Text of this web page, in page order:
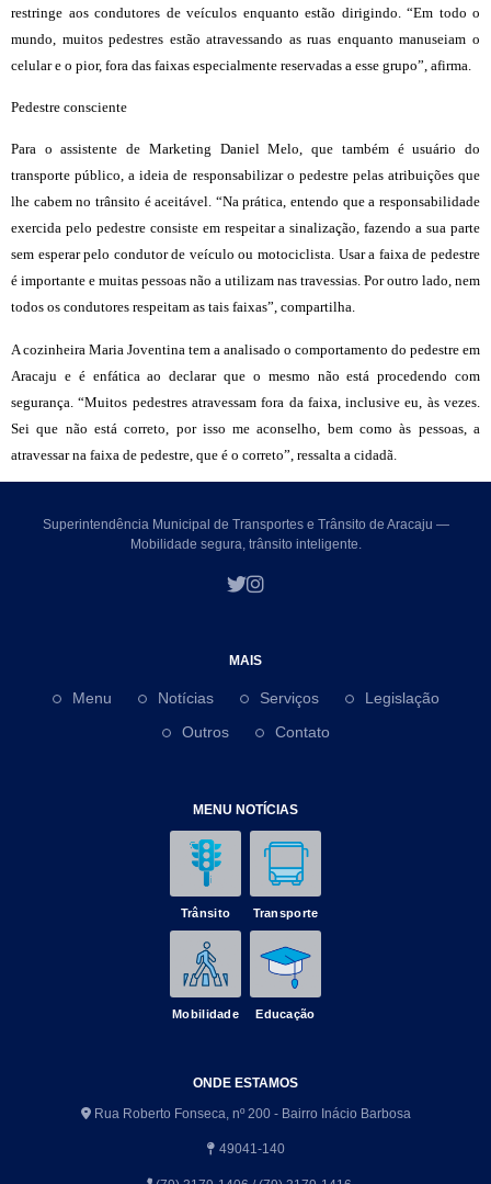
restringe aos condutores de veículos enquanto estão dirigindo. “Em todo o
mundo, muitos pedestres estão atravessando as ruas enquanto manuseiam o
celular e o pior, fora das faixas especialmente reservadas a esse grupo”, afirma.
Pedestre consciente
Para o assistente de Marketing Daniel Melo, que também é usuário do
transporte público, a ideia de responsabilizar o pedestre pelas atribuições que
lhe cabem no trânsito é aceitável. “Na prática, entendo que a responsabilidade
exercida pelo pedestre consiste em respeitar a sinalização, fazendo a sua parte
sem esperar pelo condutor de veículo ou motociclista. Usar a faixa de pedestre
é importante e muitas pessoas não a utilizam nas travessias. Por outro lado, nem
todos os condutores respeitam as tais faixas”, compartilha.
A cozinheira Maria Joventina tem a analisado o comportamento do pedestre em
Aracaju e é enfática ao declarar que o mesmo não está procedendo com
segurança. “Muitos pedestres atravessam fora da faixa, inclusive eu, às vezes.
Sei que não está correto, por isso me aconselho, bem como às pessoas, a
atravessar na faixa de pedestre, que é o correto”, ressalta a cidadã.
Superintendência Municipal de Transportes e Trânsito de Aracaju —
Mobilidade segura, trânsito inteligente.
MAIS
Menu Notícias Serviços
Legislação
Outros
Contato
MENU NOTÍCIAS
Trânsito Transporte
Mobilidade Educação
ONDE ESTAMOS
Rua Roberto Fonseca, nº 200 - Bairro Inácio Barbosa
49041-140